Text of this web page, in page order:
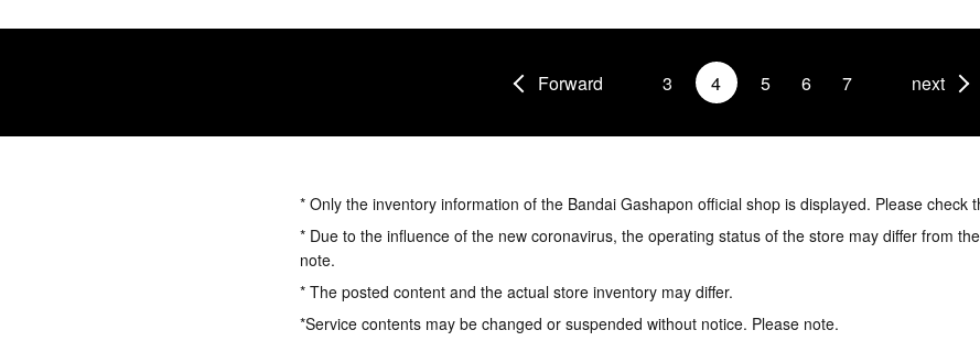
Forward 3 4 5 6 7 next
* Only the inventory information of the Bandai Gashapon official shop is displayed. Please check
* Due to the influence of the new coronavirus, the operating status of the store may differ from
note.
* The posted content and the actual store inventory may differ.
*Service contents may be changed or suspended without notice. Please note.